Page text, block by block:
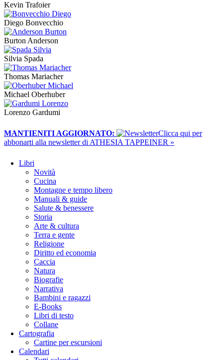
Kevin Trafoier
Diego Bonvecchio
Burton Anderson
Silvia Spada
Thomas Mariacher
Michael Oberhuber
Lorenzo Gardumi
MANTIENITI AGGIORNATO:
​Clicca qui per
abbonarti alla newsletter di ATHESIA TAPPEINER »
Libri
Novità
Cucina
Montagne e tempo libero
Manuali & guide
Salute & benessere
Storia
Arte & cultura
Terra e gente
Religione
Diritto ed economia
Caccia
Natura
Biografie
Narrativa
Bambini e ragazzi
E-Books
Libri di testo
Collane
Cartografia
Cartine per escursioni
Calendari